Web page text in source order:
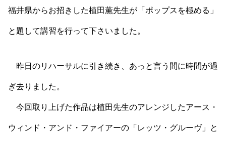
福井県からお招きした植田薫先生が「ポップスを極める」
と題して講習を行って下さいました。
昨日のリハーサルに引き続き、あっと言う間に時間が過
ぎ去りました。
今回取り上げた作品は植田先生のアレンジしたアース・
ウィンド・アンド・ファイアーの「レッツ・グルーヴ」と